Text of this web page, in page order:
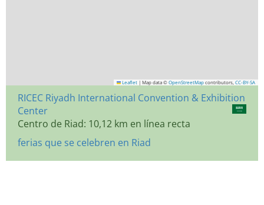
Leaflet | Map data © OpenStreetMap contributors, CC-BY-SA
RICEC Riyadh International Convention & Exhibition
Center
Centro de Riad: 10,12 km en línea recta
ferias que se celebren en Riad